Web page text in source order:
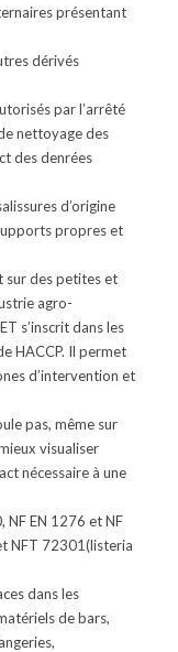
présentant
dérivés
par l’arrêté
nettoyage des
des denrées
d’origine
propres et
sur des petites et
agro-
s’inscrit dans les
HACCP. Il permet
d’intervention et
pas, même sur
visualiser
nécessaire à une
NF EN 1276 et NF
NFT 72301(listeria
dans les
de bars,